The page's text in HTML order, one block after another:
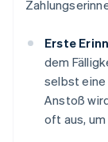
Erste
dem
selbst eine
Anstoß
oft aus,